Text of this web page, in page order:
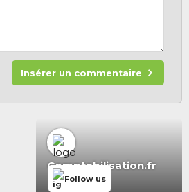
Insérer un commentaire
Comptabilisation.fr
Follow us